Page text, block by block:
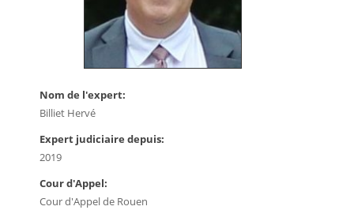
Nom de l'expert:
Billiet Hervé
Expert judiciaire depuis:
2019
Cour d'Appel:
Cour d'Appel de Rouen